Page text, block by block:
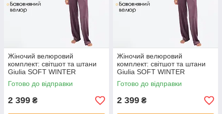
Жіночий велюровий
комплект: світшот та штани
Giulia SOFT WINTER
5815/080 M Violet-lavender
purple, бавовняний велюр,
Готово до відправки
2 399 ₴
Жіночий велюровий
комплект: світшот та штани
Giulia SOFT WINTER
5815/080 L Violet-lavender
purple, бавовняний велюр,
Готово до відправки
2 399 ₴